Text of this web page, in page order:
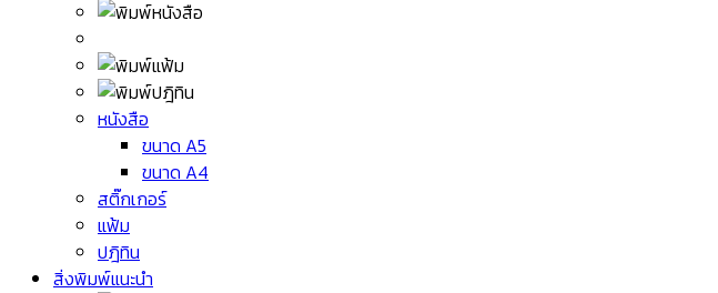
หนังสือ
ขนาด A5
ขนาด A4
สติ๊กเกอร์
แฟ้ม
ปฎิทิน
สิ่งพิมพ์แนะนำ